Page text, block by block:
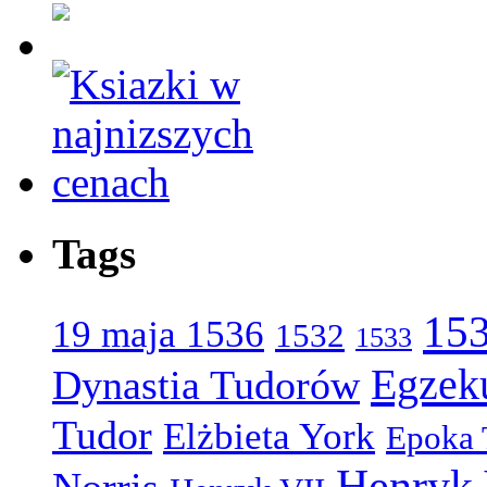
Tags
19 maja 1536 1532 1533
Dynastia Tudorów
Tudor Elżbieta York Epoka